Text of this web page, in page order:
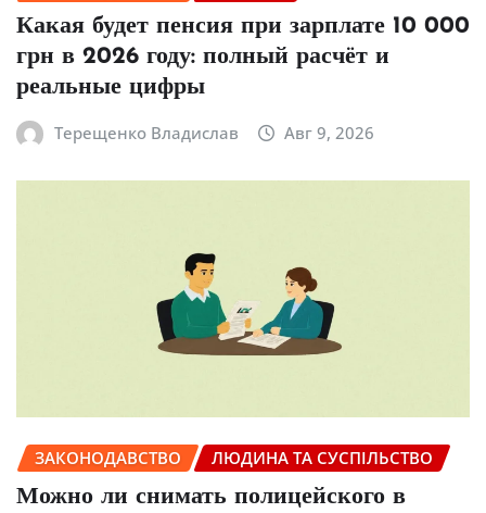
Какая будет пенсия при зарплате 10 000
грн в 2026 году: полный расчёт и
реальные цифры
Терещенко Владислав Авг 9, 2026
ЗАКОНОДАВСТВО ЛЮДИНА ТА СУСПІЛЬСТВО
Можно ли снимать полицейского в